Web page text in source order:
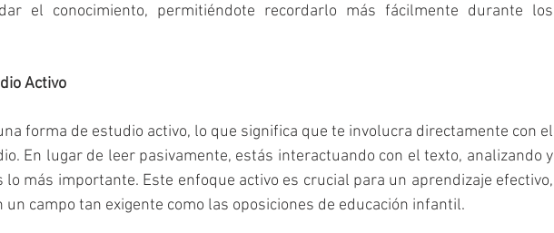
el conocimiento, permitiéndote recordarlo más fácilmente durante los
Activo
forma de estudio activo, lo que significa que te involucra directamente con el
En lugar de leer pasivamente, estás interactuando con el texto, analizando y
lo más importante. Este enfoque activo es crucial para un aprendizaje efectivo,
un campo tan exigente como las oposiciones de educación infantil.